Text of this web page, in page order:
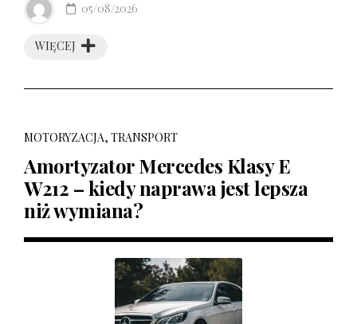
WIĘCEJ
05/08/2026
MOTORYZACJA, TRANSPORT
Amortyzator Mercedes Klasy E
W212 – kiedy naprawa jest lepsza
niż wymiana?